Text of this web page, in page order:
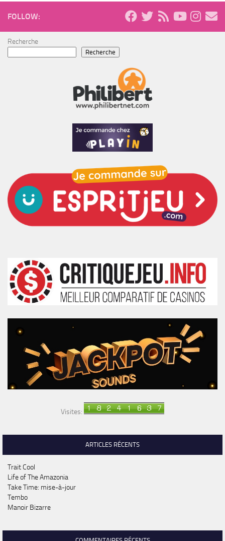
FOLLOW:
Recherche
Recherche
Visites:
ARTICLES RÉCENTS
Trait Cool
Life of The Amazonia
Take Time: mise-à-jour
Tembo
Manoir Bizarre